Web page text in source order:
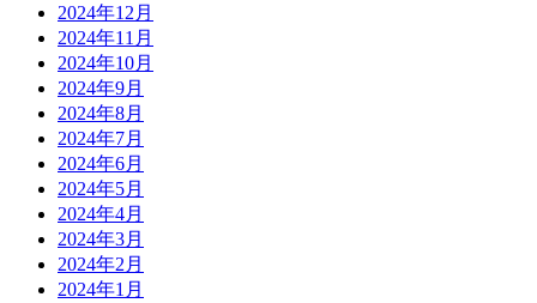
2024年12月
2024年11月
2024年10月
2024年9月
2024年8月
2024年7月
2024年6月
2024年5月
2024年4月
2024年3月
2024年2月
2024年1月